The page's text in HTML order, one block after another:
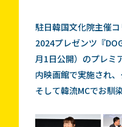
駐日韓国文化院主催
2024プレゼンツ『
月1日公開）のプレミ
内映画館で実施され、
そして韓流MCでお馴